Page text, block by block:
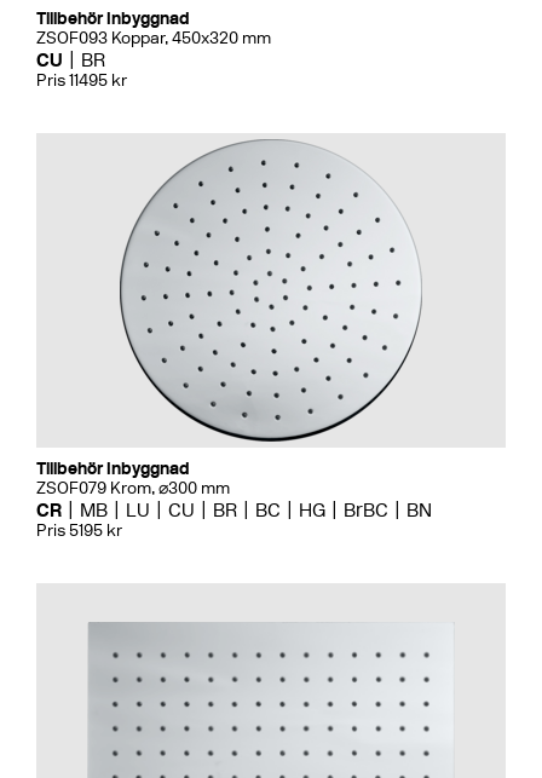
Tillbehör Inbyggnad
ZSOF093 Koppar, 450x320 mm
CU BR
Pris 11495 kr
Tillbehör Inbyggnad
ZSOF079 Krom, ⌀300 mm
CR MB LU CU BR BC HG BrBC BN
Pris 5195 kr